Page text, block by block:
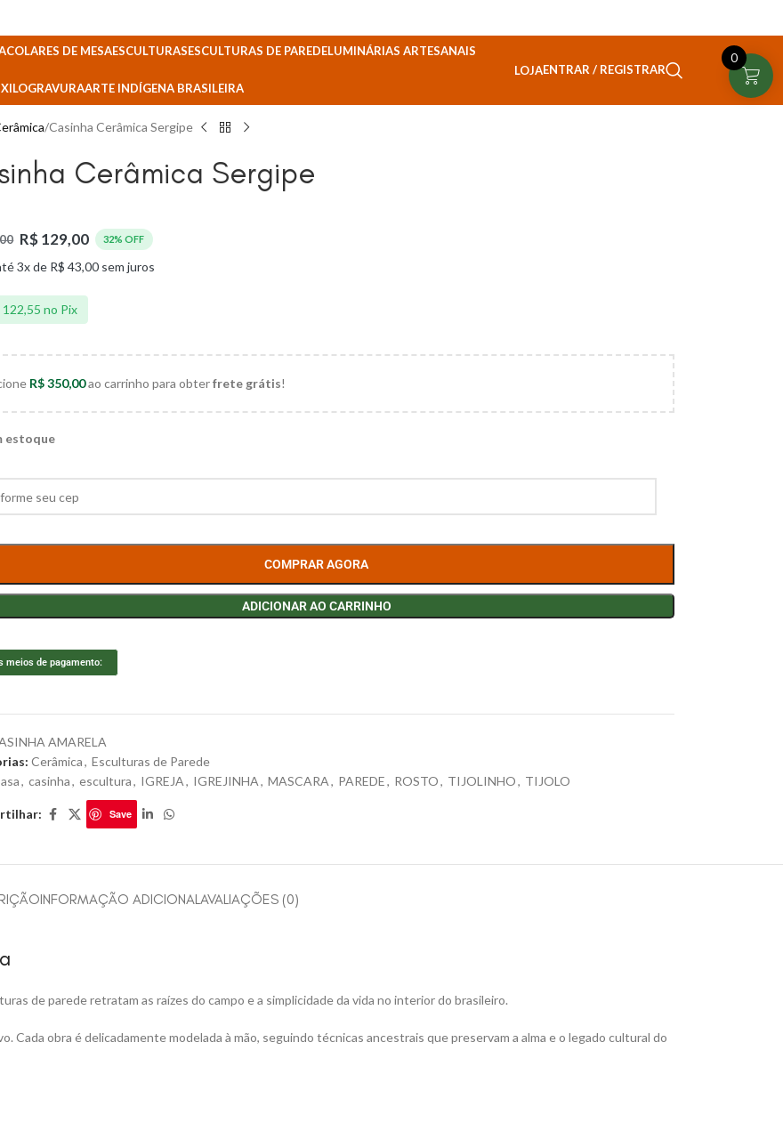
COLARES DE MESAESCULTURASESCULTURAS DE PAREDELUMINÁRIAS ARTESANAIS
XILOGRAVURAARTE INDÍGENA BRASILEIRA
LOJAENTRAR / REGISTRAR
Casinha Cerâmica Sergipe
Cerâmica Sergipe
R$129,00 32% OFF
3x de R$ 43,00sem juros
122,55 no Pix
R$350,00ao carrinho para obterfrete grátis!
estoque
ADICIONAR AO CARRINHO
COMPRAR AGORA
meios de pagamento:
AMARELA
Cerâmica, Esculturas de Parede
, casinha, escultura, IGREJA, IGREJINHA, MASCARA, PAREDE, ROSTO, TIJOLINHO, TIJOLO
Save
INFORMAÇÃO ADICIONALAVALIAÇÕES (0)
de parede retratam as raízes do campo e a simplicidade da vida no interior do brasileiro.
Cada obra é delicadamente modelada à mão, seguindo técnicas ancestrais que preservam a alma e o legado cultural do
0